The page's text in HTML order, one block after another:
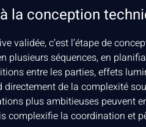
la conception
validée, c’est l’étape de
plusieurs séquences, en
entre les parties, effets
directement de la complexité
plus ambitieuses peuvent
complexifie la coordination et